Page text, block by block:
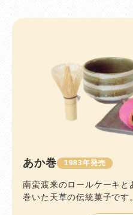
あか巻 1983
南蛮渡来のロールケーキ
巻いた天草の伝統菓子です。